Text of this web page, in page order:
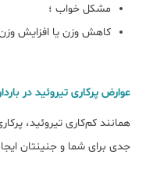
مشکل خواب ؛
کاهش وزن یا افزایش
عوارض پرکاری تیروئید در
همانند کم‌کاری تیروئید،
جدی برای شما و جنینتان